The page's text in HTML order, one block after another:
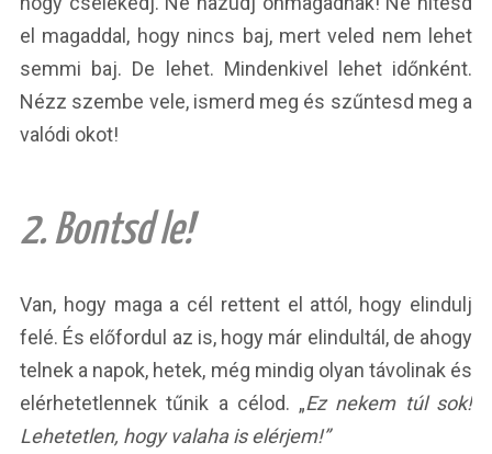
el magaddal, hogy nincs baj, mert veled nem lehet
semmi baj. De lehet. Mindenkivel lehet időnként.
Nézz szembe vele, ismerd meg és szűntesd meg a
valódi okot!
2. Bontsd le!
Van, hogy maga a cél rettent el attól, hogy elindulj
felé. És előfordul az is, hogy már elindultál, de ahogy
telnek a napok, hetek, még mindig olyan távolinak és
elérhetetlennek tűnik a célod. „Ez nekem túl sok!
Lehetetlen, hogy valaha is elérjem!”